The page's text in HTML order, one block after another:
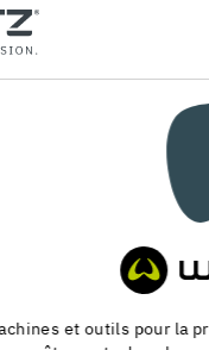
support et la pose